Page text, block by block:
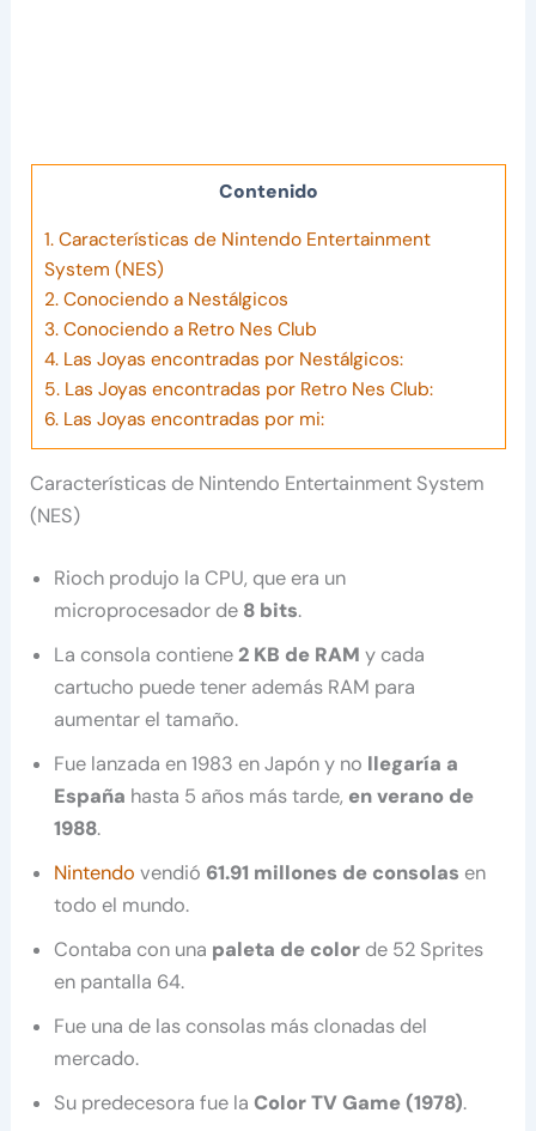
Contenido
1.Características de Nintendo Entertainment
System (NES)
2.Conociendo a Nestálgicos
3.Conociendo a Retro Nes Club
4.Las Joyas encontradas por Nestálgicos:
5.Las Joyas encontradas por Retro Nes Club:
6.Las Joyas encontradas por mi:
Características de Nintendo Entertainment System
(NES)
Rioch produjo la CPU, que era un
microprocesador de 8 bits.
La consola contiene2 KB de RAM y cada
cartucho puede tener además RAM para
aumentar el tamaño.
Fue lanzada en 1983 en Japón y no llegaría a
España hasta 5 años más tarde, en verano de
1988.
Nintendo vendió 61.91 millones de consolas en
todo el mundo.
Contaba con una paleta de color de 52 Sprites
en pantalla 64.
Fue una de las consolas más clonadas del
mercado.
Su predecesora fue laColor TV Game (1978).